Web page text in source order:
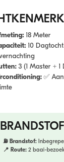
18 Meter
10
3 (1 Master + 1
✅
⛽ Brandstof:
📍 Route: 2 baai-